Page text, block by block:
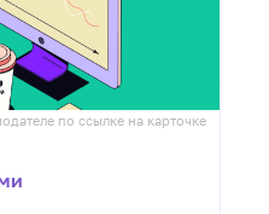
по ссылке на карточке